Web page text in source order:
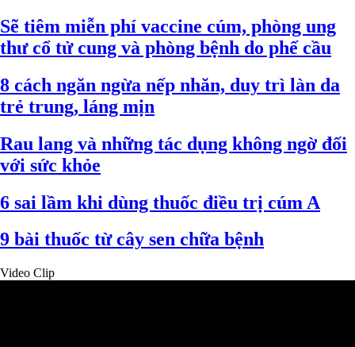
Sẽ tiêm miễn phí vaccine cúm, phòng ung
thư cổ tử cung và phòng bệnh do phế cầu
8 cách ngăn ngừa nếp nhăn, duy trì làn da
trẻ trung, láng mịn
Rau lang và những tác dụng không ngờ đối
với sức khỏe
6 sai lầm khi dùng thuốc điều trị cúm A
9 bài thuốc từ cây sen chữa bệnh
Video Clip